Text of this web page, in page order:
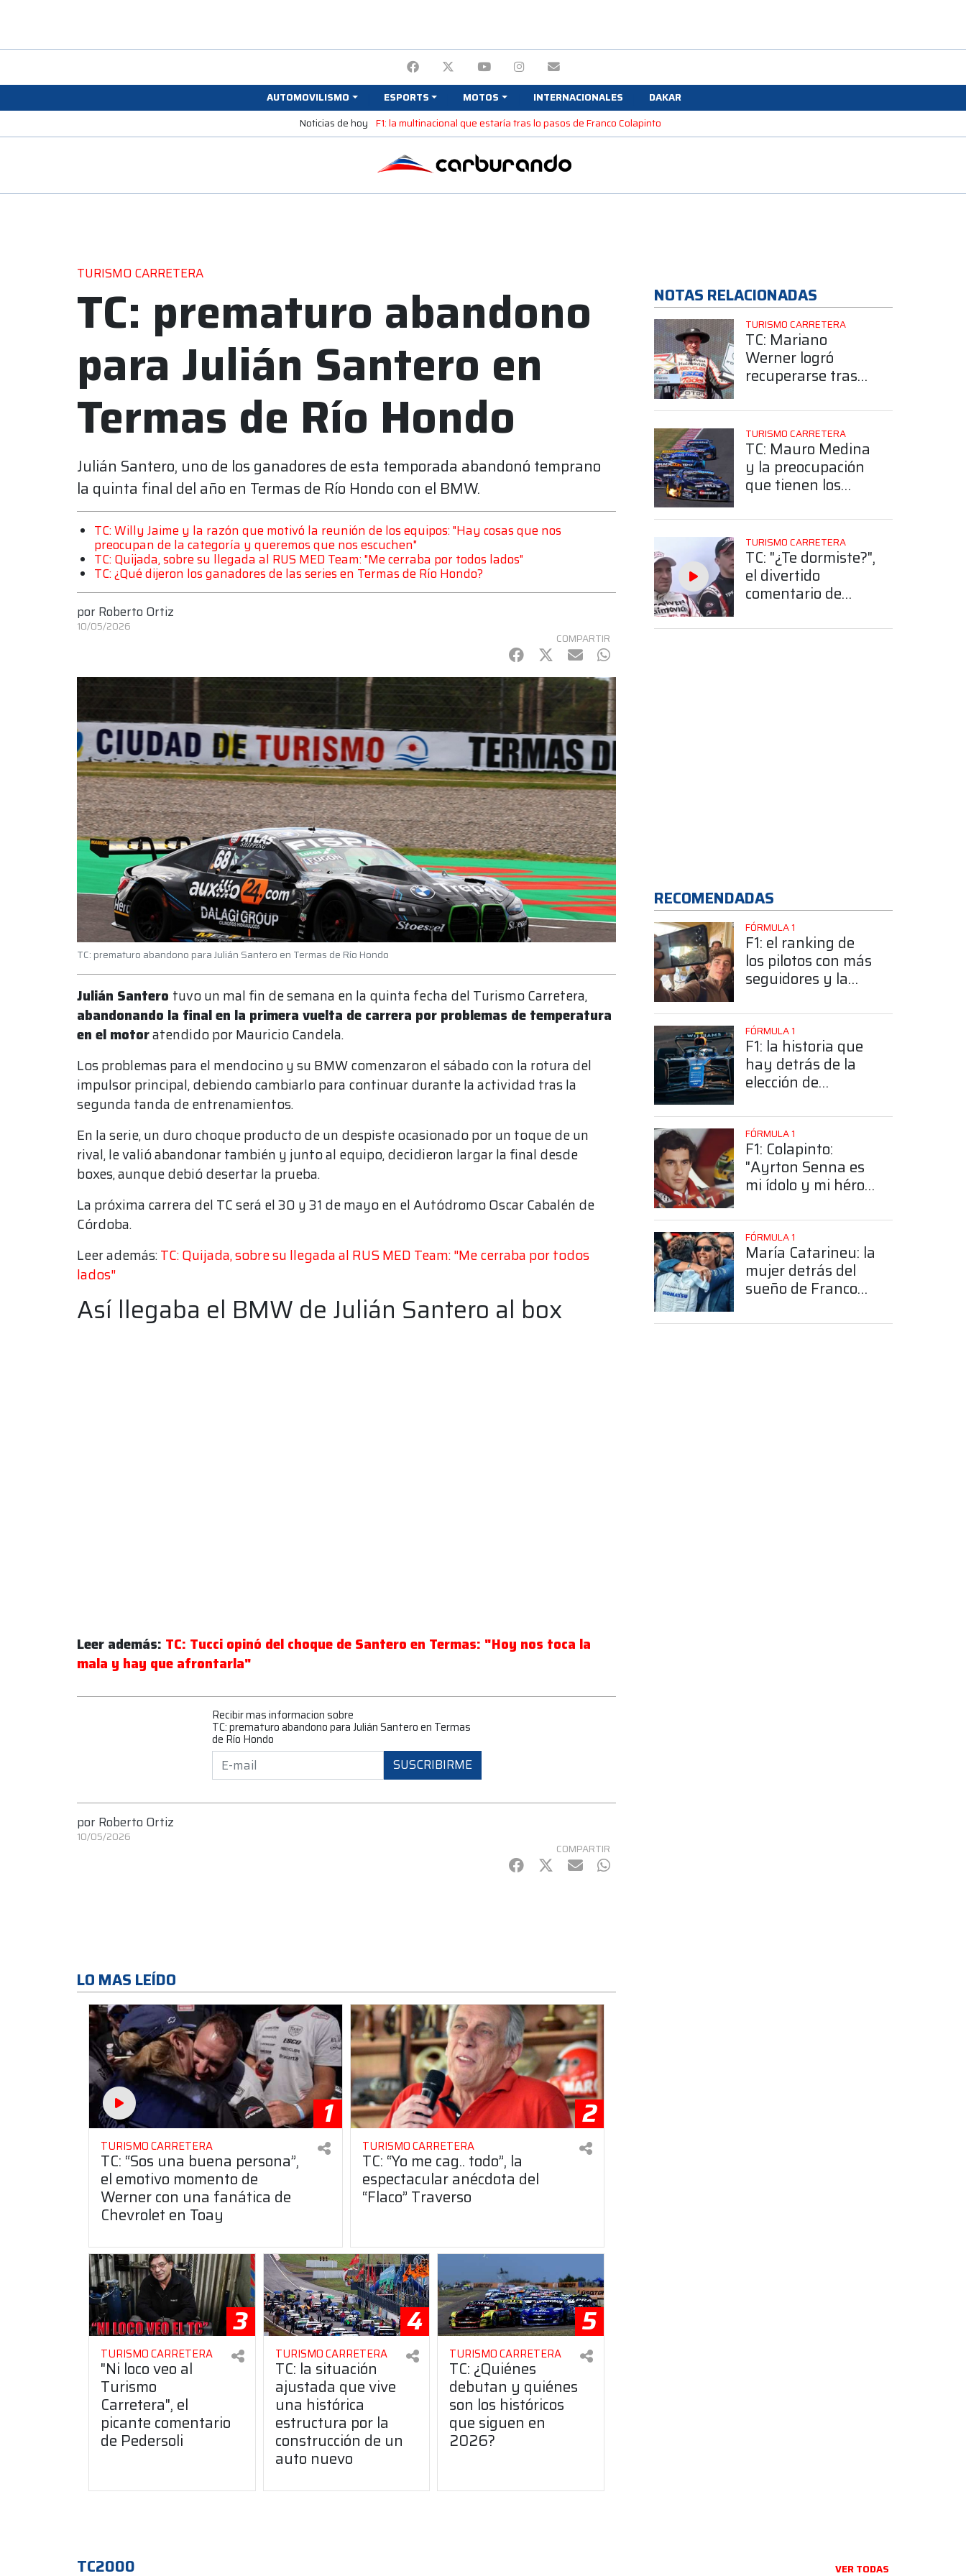
AUTOMOVILISMO ESPORTS MOTOS INTERNACIONALES
DAKAR
Noticias de hoy F1: la multinacional que estaría tras lo pasos de Franco Colapinto
TURISMO CARRETERA
TC: prematuro abandono
para Julián Santero en
Termas de Río Hondo
Julián Santero, uno de los ganadores de esta temporada abandonó temprano
la quinta final del año en Termas de Río Hondo con el BMW.
TC: Willy Jaime y la razón que motivó la reunión de los equipos: "Hay cosas que nos
preocupan de la categoría y queremos que nos escuchen"
TC: Quijada, sobre su llegada al RUS MED Team: "Me cerraba por todos lados"
TC: ¿Qué dijeron los ganadores de las series en Termas de Río Hondo?
por Roberto Ortiz
10/05/2026
COMPARTIR
Facebook
Twitter
mail WhatsApp
TC: prematuro abandono para Julián Santero en Termas de Río Hondo
Julián Santero tuvo un mal fin de semana en la quinta fecha del Turismo Carretera,
abandonando la final en la primera vuelta de carrera por problemas de temperatura
en el motoratendido por Mauricio Candela.
Los problemas para el mendocino y su BMW comenzaron el sábado con la rotura del
impulsor principal, debiendo cambiarlo para continuar durante la actividad tras la
segunda tanda de entrenamientos.
En la serie, un duro choque producto de un despiste ocasionado por un toque de un
rival, le valió abandonar también y junto al equipo, decidieron largar la final desde
boxes, aunque debió desertar la prueba.
La próxima carrera del TC será el 30 y 31 de mayo en el Autódromo Oscar Cabalén de
Córdoba.
Leer además:TC: Quijada, sobre su llegada al RUS MED Team: "Me cerraba por todos
lados"
Así llegaba el BMW de Julián Santero al box
Leer además: TC: Tucci opinó del choque de Santero en Termas: "Hoy nos toca la
mala y hay que afrontarla"
Recibir mas informacion sobre
TC: prematuro abandono para Julián Santero en Termas
de Río Hondo
SUSCRIBIRME
por Roberto Ortiz
10/05/2026
COMPARTIR
Facebook
Twitter
mail WhatsApp
LO MAS LEÍDO
1
TURISMO CARRETERA
TC: “Sos una buena persona”,
el emotivo momento de
Werner con una fanática de
Chevrolet en Toay
2
TURISMO CARRETERA
TC: “Yo me cag.. todo”, la
espectacular anécdota del
“Flaco” Traverso
3
TURISMO CARRETERA
"Ni loco veo al
Turismo
Carretera", el
picante comentario
de Pedersoli
4
TURISMO CARRETERA
TC: la situación
ajustada que vive
una histórica
estructura por la
construcción de un
auto nuevo
5
TURISMO CARRETERA
TC: ¿Quiénes
debutan y quiénes
son los históricos
que siguen en
2026?
NOTAS RELACIONADAS
TURISMO CARRETERA
TC: Mariano
Werner logró
recuperarse tras
comienzo de
campeonato
TURISMO CARRETERA
TC: Mauro Medina
y la preocupación
que tienen los
difícil la
sustentabilidad
como empresa"
TURISMO CARRETERA
TC: "¿Te dormiste?",
el divertido
comentario de
una situación de la
RECOMENDADAS
FÓRMULA 1
F1: el ranking de
los pilotos con más
seguidores y la
posición de
Colapinto
FÓRMULA 1
F1: la historia que
hay detrás de la
elección de
número 43
FÓRMULA 1
F1: Colapinto:
"Ayrton Senna es
mi ídolo y mi héroe
FÓRMULA 1
María Catarineu: la
mujer detrás del
sueño de Franco
Fórmula 1
TC2000 VER TODAS